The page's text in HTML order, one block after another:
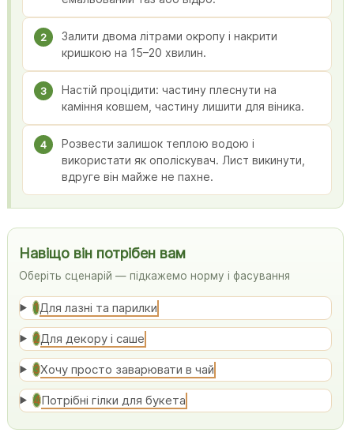
2
Залити двома літрами окропу і накрити
кришкою на 15–20 хвилин.
3
Настій процідити: частину плеснути на
каміння ковшем, частину лишити для віника.
4
Розвести залишок теплою водою і
використати як ополіскувач. Лист викинути,
вдруге він майже не пахне.
Навіщо він потрібен вам
Оберіть сценарій — підкажемо норму і фасування
1Для лазні та парилки
2Для декору і саше
3Хочу просто заварювати в чай
4Потрібні гілки для букета